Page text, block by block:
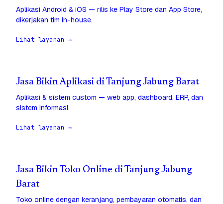
Aplikasi Android & iOS — rilis ke Play Store dan App Store,
dikerjakan tim in-house.
Lihat layanan →
Jasa Bikin Aplikasi di Tanjung Jabung Barat
Aplikasi & sistem custom — web app, dashboard, ERP, dan
sistem informasi.
Lihat layanan →
Jasa Bikin Toko Online di Tanjung Jabung
Barat
Toko online dengan keranjang, pembayaran otomatis, dan